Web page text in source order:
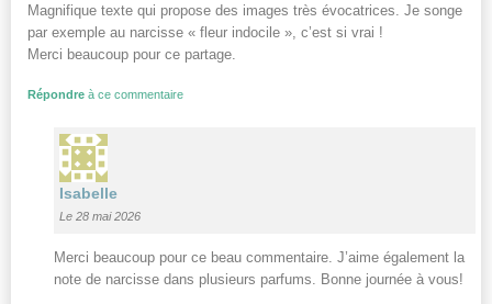
Magnifique texte qui propose des images très évocatrices. Je songe
par exemple au narcisse « fleur indocile », c’est si vrai !
Merci beaucoup pour ce partage.
Répondre à ce commentaire
Isabelle
Le 28 mai 2026
Merci beaucoup pour ce beau commentaire. J’aime également la
note de narcisse dans plusieurs parfums. Bonne journée à vous!